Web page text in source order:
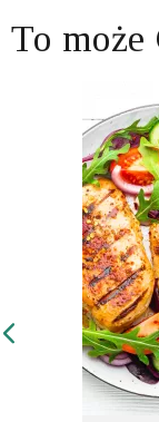
To może